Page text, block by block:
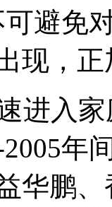
避免
现，
进入
年
华鹏